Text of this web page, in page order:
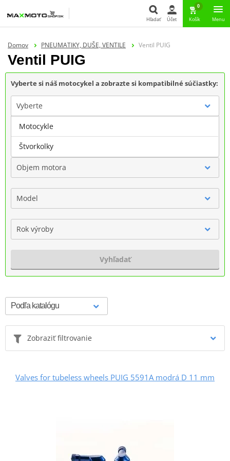
Hľadať Účet
0
Košík Menu
Domov PNEUMATIKY, DUŠE, VENTILE Ventil PUIG
Ventil PUIG
Vyberte si náš motocykel a zobrazte si kompatibilné súčiastky:
Vyberte
Značka
Objem motora
Model
Rok výroby
Vyhľadať
Zobraziť filtrovanie
Valves for tubeless wheels PUIG 5591A modrá D 11 mm
Motocykle
Štvorkolky